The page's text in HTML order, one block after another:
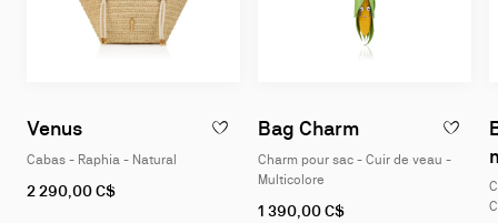
Venus AJOUTER À LA WISLIST - VENUS -
Cabas - Raphia - Natural
2 290,00 C$
Bag Charm
Charm pour sac - Cuir de veau -
Multicolore
1 390,00 C$